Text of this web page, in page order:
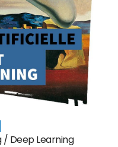
/ Deep Learning